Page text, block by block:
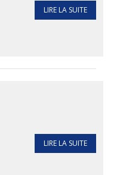
LIRE LA SUITE
LIRE LA SUITE